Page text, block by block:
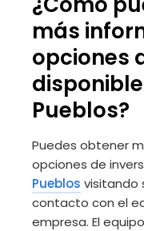
más
opciones
Pueblos?
Puedes obtener
opciones de
Pueblos visitando
contacto con el
empresa. El